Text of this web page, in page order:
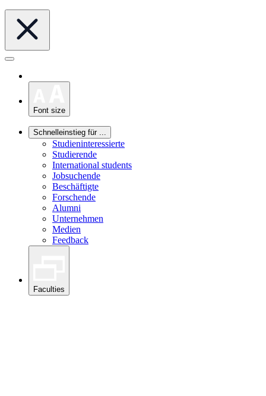
Font size
Schnelleinstieg für ...
Studieninteressierte
Studierende
International students
Jobsuchende
Beschäftigte
Forschende
Alumni
Unternehmen
Medien
Feedback
Faculties